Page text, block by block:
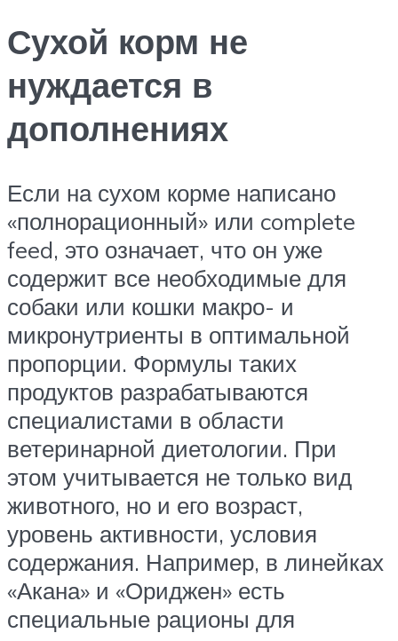
Сухой корм не
нуждается в
дополнениях
Если на сухом корме написано
«полнорационный» или complete
feed, это означает, что он уже
содержит все необходимые для
собаки или кошки макро- и
микронутриенты в оптимальной
пропорции. Формулы таких
продуктов разрабатываются
специалистами в области
ветеринарной диетологии. При
этом учитывается не только вид
животного, но и его возраст,
уровень активности, условия
содержания. Например, в линейках
«Акана» и «Ориджен» есть
специальные рационы для